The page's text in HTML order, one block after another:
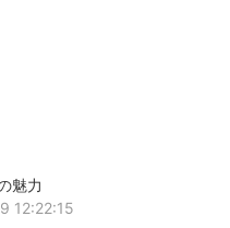
魅力
12:22:15